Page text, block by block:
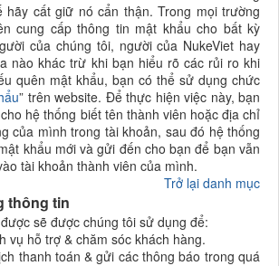
hãy cất giữ nó cẩn thận. Trong mọi trường
cung cấp thông tin mật khẩu cho bất kỳ
của chúng tôi, người của NukeViet hay
nào khác trừ khi bạn hiểu rõ các rủi ro khi
quên mật khẩu, bạn có thể sử dụng chức
” trên website. Để thực hiện việc này, bạn
hệ thống biết tên thành viên hoặc địa chỉ
của mình trong tài khoản, sau đó hệ thống
khẩu mới và gửi đến cho bạn để bạn vẫn
tài khoản thành viên của mình.
Trở lại danh mục
thông tin
sẽ được chúng tôi sử dụng để:
vụ hỗ trợ & chăm sóc khách hàng.
thanh toán & gửi các thông báo trong quá